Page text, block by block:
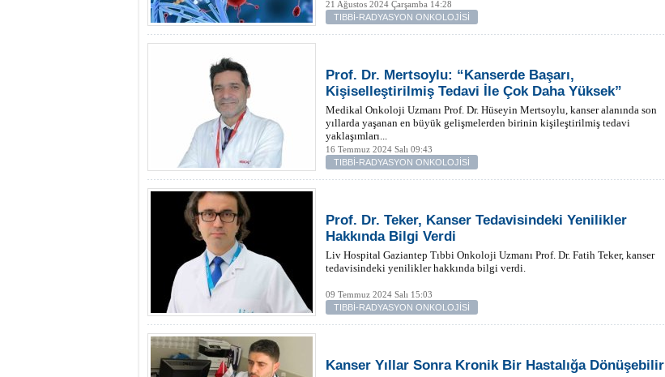
21 Ağustos 2024 Çarşamba 14:28
TIBBİ-RADYASYON ONKOLOJİSİ
Prof. Dr. Mertsoylu: “Kanserde Başarı,
Kişiselleştirilmiş Tedavi İle Çok Daha Yüksek”
Medikal Onkoloji Uzmanı Prof. Dr. Hüseyin Mertsoylu, kanser alanında son
yıllarda yaşanan en büyük gelişmelerden birinin kişileştirilmiş tedavi
yaklaşımları...
16 Temmuz 2024 Salı 09:43
TIBBİ-RADYASYON ONKOLOJİSİ
Prof. Dr. Teker, Kanser Tedavisindeki Yenilikler
Hakkında Bilgi Verdi
Liv Hospital Gaziantep Tıbbi Onkoloji Uzmanı Prof. Dr. Fatih Teker, kanser
tedavisindeki yenilikler hakkında bilgi verdi.
09 Temmuz 2024 Salı 15:03
TIBBİ-RADYASYON ONKOLOJİSİ
Kanser Yıllar Sonra Kronik Bir Hastalığa Dönüşebilir